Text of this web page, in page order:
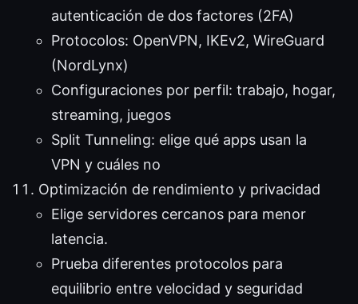
autenticación de dos factores (2FA)
Protocolos: OpenVPN, IKEv2, WireGuard
(NordLynx)
Configuraciones por perfil: trabajo, hogar,
streaming, juegos
Split Tunneling: elige qué apps usan la
VPN y cuáles no
Optimización de rendimiento y privacidad
Elige servidores cercanos para menor
latencia.
Prueba diferentes protocolos para
equilibrio entre velocidad y seguridad